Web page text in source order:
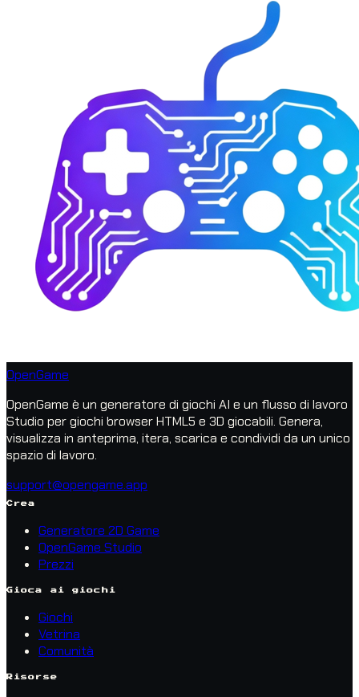
OpenGame
OpenGame è un generatore di giochi AI e un flusso di lavoro
Studio per giochi browser HTML5 e 3D giocabili. Genera,
visualizza in anteprima, itera, scarica e condividi da un unico
spazio di lavoro.
support@opengame.app
Crea
Generatore 2D Game
OpenGame Studio
Prezzi
Gioca ai giochi
Giochi
Vetrina
Comunità
Risorse